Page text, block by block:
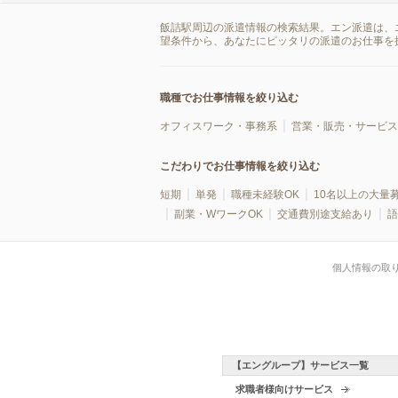
飯詰駅周辺の派遣情報の検索結果。エン派遣は
望条件から、あなたにピッタリの派遣のお仕事を
職種でお仕事情報を絞り込む
オフィスワーク・事務系 営業・販売・サービ
こだわりでお仕事情報を絞り込む
短期 単発 職種未経験OK 10名以上の大量
副業・WワークOK
交通費別途支給あり
個人情報の取
【エングループ】サービス一覧
求職者様向けサービス